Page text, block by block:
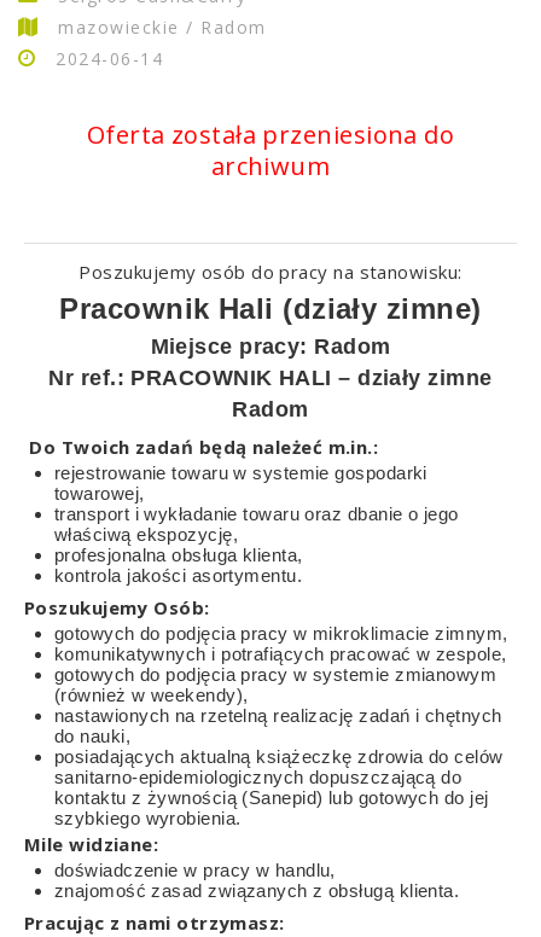
mazowieckie / Radom
2024-06-14
Oferta została przeniesiona do
archiwum
poszukujemy osób do pracy na stanowisku:
Pracownik Hali (działy zimne)
Miejsce pracy: Radom
Nr ref.: PRACOWNIK HALI – działy zimne
Radom
Do Twoich zadań będą należeć m.in.:
rejestrowanie towaru w systemie gospodarki
towarowej,
transport i wykładanie towaru oraz dbanie o jego
właściwą ekspozycję,
profesjonalna obsługa klienta,
kontrola jakości asortymentu.
Poszukujemy Osób:
gotowych do podjęcia pracy w mikroklimacie zimnym,
komunikatywnych i potrafiących pracować w zespole,
gotowych do podjęcia pracy w systemie zmianowym
(również w weekendy),
nastawionych na rzetelną realizację zadań i chętnych
do nauki,
posiadających aktualną książeczkę zdrowia do celów
sanitarno-epidemiologicznych dopuszczającą do
kontaktu z żywnością (Sanepid) lub gotowych do jej
szybkiego wyrobienia.
Mile widziane:
doświadczenie w pracy w handlu,
znajomość zasad związanych z obsługą klienta.
Pracując z nami otrzymasz: